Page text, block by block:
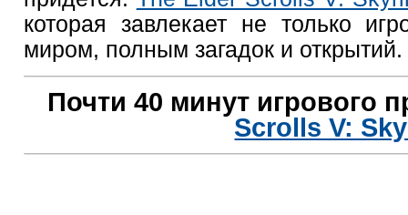
которая завлекает не только
миром, полным загадок и открытий.
Почти 40 минут игрового
Scrolls V: